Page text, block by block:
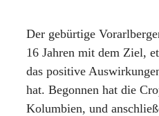
Der gebürtige
16 Jahren mit dem Ziel,
das positive
hat. Begonnen hat die
Kolumbien, und